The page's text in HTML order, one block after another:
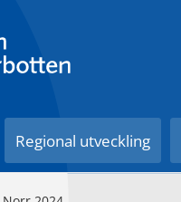
Regional utveckling